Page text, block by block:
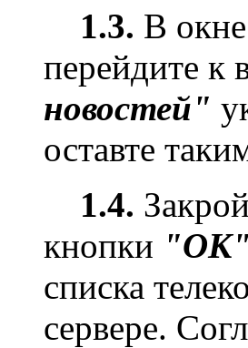
1.3. В окне
перейдите к
новостей"
оставте
1.4.
кнопки "ОК"
списка
сервере.